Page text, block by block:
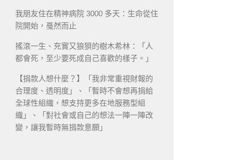
我朋友住在精神病院 3000 多天：生命從住
院開始，戞然而止
搖滾一生、充實又狼狽的樹木希林：「人
都會死，至少要死成自己喜歡的樣子。」
【捐款人想什麼？】「我非常重視財報的
合理度、透明度」、「暫時不會想再捐給
全球性組織，想支持更多在地服務型組
織」、「對社會或自己的想法一陣一陣改
變，讓我暫時無捐款意願」